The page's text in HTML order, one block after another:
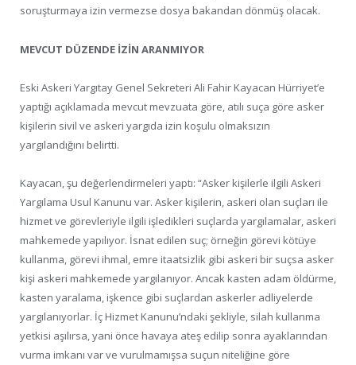
soruşturmaya izin vermezse dosya bakandan dönmüş olacak.
MEVCUT DÜZENDE İZİN ARANMIYOR
Eski Askeri Yargıtay Genel Sekreteri Ali Fahir Kayacan Hürriyet’e
yaptığı açıklamada mevcut mevzuata göre, atılı suça göre asker
kişilerin sivil ve askeri yargıda izin koşulu olmaksızın
yargılandığını belirtti.
Kayacan, şu değerlendirmeleri yaptı: “Asker kişilerle ilgili Askeri
Yargılama Usul Kanunu var. Asker kişilerin, askeri olan suçları ile
hizmet ve görevleriyle ilgili işledikleri suçlarda yargılamalar, askeri
mahkemede yapılıyor. İsnat edilen suç; örneğin görevi kötüye
kullanma, görevi ihmal, emre itaatsizlik gibi askeri bir suçsa asker
kişi askeri mahkemede yargılanıyor. Ancak kasten adam öldürme,
kasten yaralama, işkence gibi suçlardan askerler adliyelerde
yargılanıyorlar. İç Hizmet Kanunu’ndaki şekliyle, silah kullanma
yetkisi aşılırsa, yani önce havaya ateş edilip sonra ayaklarından
vurma imkanı var ve vurulmamışsa suçun niteliğine göre